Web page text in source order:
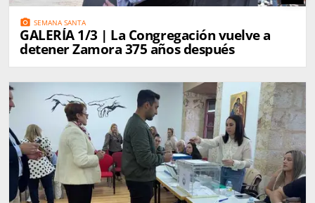
photo_camera SEMANA SANTA
GALERÍA 1/3 | La Congregación vuelve a
detener Zamora 375 años después